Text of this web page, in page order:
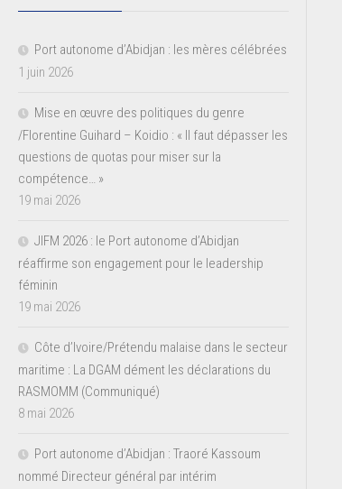
Port autonome d’Abidjan : les mères célébrées
1 juin 2026
Mise en œuvre des politiques du genre
/Florentine Guihard – Koidio : « Il faut dépasser les
questions de quotas pour miser sur la
compétence… »
19 mai 2026
JIFM 2026 : le Port autonome d’Abidjan
réaffirme son engagement pour le leadership
féminin
19 mai 2026
Côte d’Ivoire/Prétendu malaise dans le secteur
maritime : La DGAM dément les déclarations du
RASMOMM (Communiqué)
8 mai 2026
Port autonome d’Abidjan : Traoré Kassoum
nommé Directeur général par intérim